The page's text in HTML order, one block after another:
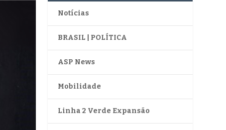
Notícias
BRASIL | POLÍTICA
ASP News
Mobilidade
Linha 2 Verde Expansão